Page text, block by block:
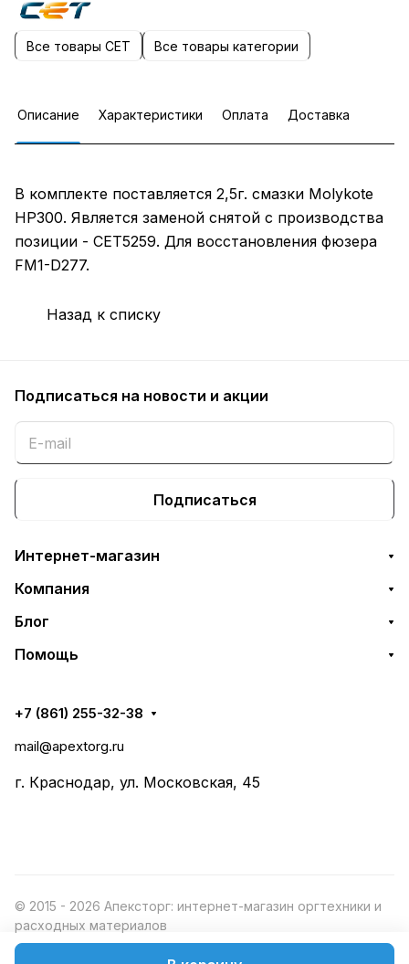
Все товары CET Все товары категории
Описание Характеристики Оплата Доставка
В комплекте поставляется 2,5г. смазки Molykote
HP300. Является заменой снятой с производства
позиции - CET5259. Для восстановления фюзера
FM1-D277.
Назад к списку
Подписаться на новости и акции
Подписаться
Интернет-магазин
Компания
Блог
Помощь
+7 (861) 255-32-38
mail@apextorg.ru
г. Краснодар, ул. Московская, 45
© 2015 - 2026 Апексторг: интернет-магазин оргтехники и
расходных материалов